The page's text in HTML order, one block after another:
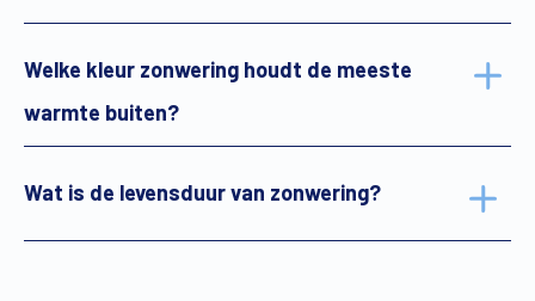
Welke kleur zonwering houdt de meeste
warmte buiten?
Wat is de levensduur van zonwering?